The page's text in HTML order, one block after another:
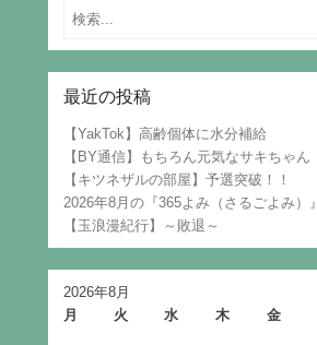
Search
最近の投稿
【YakTok】高齢個体に水分補給
【BY通信】もちろん元気なサキちゃん
【キツネザルの部屋】予選突破！！
2026年8月の『365よみ（さるごよみ）』
【玉浪漫紀行】～敗退～
2026年8月
月
火 水 木 金